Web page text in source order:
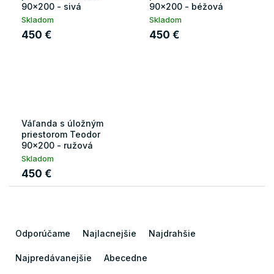
90x200 - sivá
Skladom
450 €
90x200 - béžová
Skladom
450 €
Váľanda s úložným
priestorom Teodor
90x200 - ružová
Skladom
450 €
Odporúčame Najlacnejšie Najdrahšie
Najpredávanejšie Abecedne